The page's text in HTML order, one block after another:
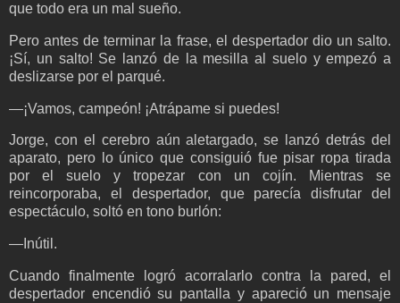
que todo era un mal sueño.
Pero antes de terminar la frase, el despertador dio un salto.
¡Sí, un salto! Se lanzó de la mesilla al suelo y empezó a
deslizarse por el parqué.
—¡Vamos, campeón! ¡Atrápame si puedes!
Jorge, con el cerebro aún aletargado, se lanzó detrás del
aparato, pero lo único que consiguió fue pisar ropa tirada
por el suelo y tropezar con un cojín. Mientras se
reincorporaba, el despertador, que parecía disfrutar del
espectáculo, soltó en tono burlón:
—Inútil.
Cuando finalmente logró acorralarlo contra la pared, el
despertador encendió su pantalla y apareció un mensaje